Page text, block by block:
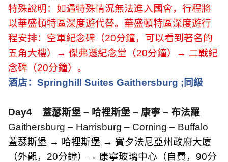
特殊說明：如遇特殊情況無法進入國會，行程將
以華盛頓特區深度遊代替。華盛頓特區深度遊行
程安排：空軍紀念碑（20分鐘，可以看到著名的
五角大樓）
→ 傑弗遜紀念堂（20分鐘） → 二戰紀
念碑（20分鐘）。
酒店： Springhill Suites Gaithersburg ; 同級
Day4
蓋瑟斯堡 – 哈裡斯堡 – 康寧 – 布法羅
Gaithersburg – Harrisburg – Corning – Buffalo
蓋瑟斯堡 → 哈裡斯堡 → 賓夕法尼亞州政府大廈
（外觀， 20分鐘）→ 康寧玻璃中心（自費， 90分